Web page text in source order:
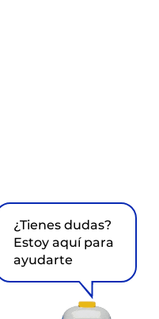
¿Tienes dudas?
Estoy aquí para
ayudarte